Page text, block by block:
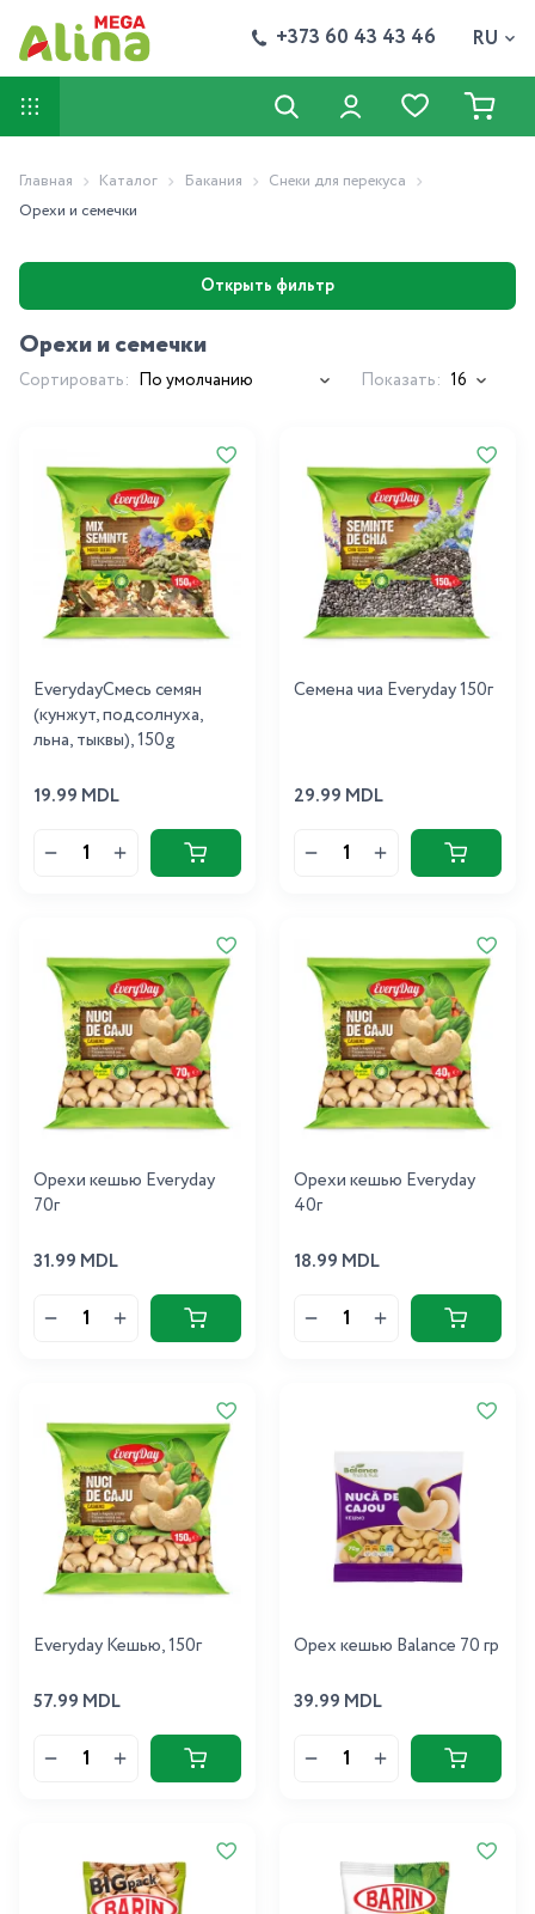
+373 60 43 43 46 RU
Главная Каталог Бакания
Снеки для перекуса
Орехи и семечки
Открыть фильтр
Орехи и семечки
Сортировать: Показать:
EverydayСмесь семян
(кунжут, подсолнуха,
льна, тыквы), 150g
19.99 MDL
Семена чиа Everyday 150г
29.99 MDL
Орехи кешью Everyday
70г
31.99 MDL
Орехи кешью Everyday
40г
18.99 MDL
Everyday Кешью, 150г
57.99 MDL
Орех кешью Balance 70 гр
39.99 MDL